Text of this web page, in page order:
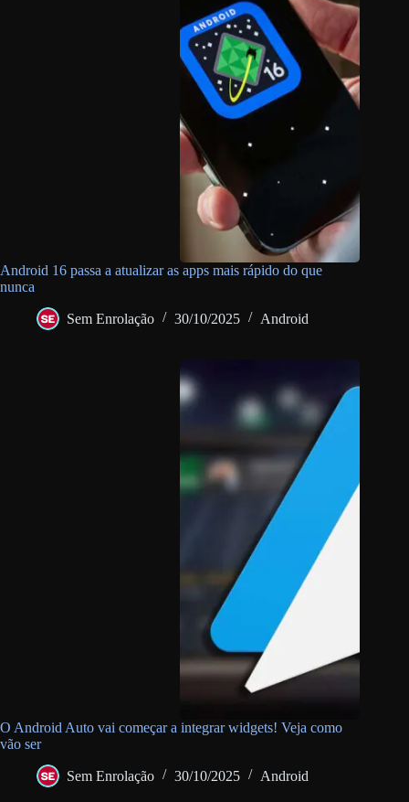
Android 16 passa a atualizar as apps mais rápido do que
nunca
Sem Enrolação 30/10/2025 Android
O Android Auto vai começar a integrar widgets! Veja como
vão ser
Sem Enrolação 30/10/2025 Android